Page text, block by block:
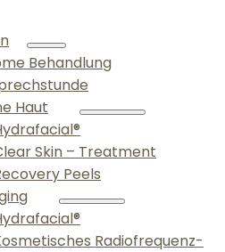
Behandlung
Haut
Skin – Treatment
Peels
Radiofrequenz-